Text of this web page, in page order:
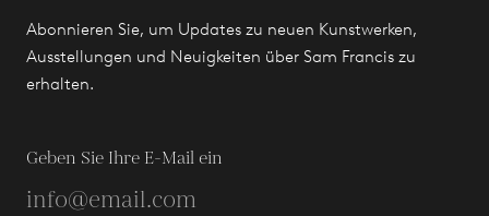
Abonnieren Sie, um Updates zu neuen Kunstwerken,
Ausstellungen und Neuigkeiten über Sam Francis zu
erhalten.
Geben Sie Ihre E-Mail ein